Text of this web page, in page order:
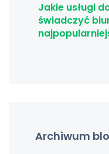
Jakie usługi
świadczyć
Archiwum